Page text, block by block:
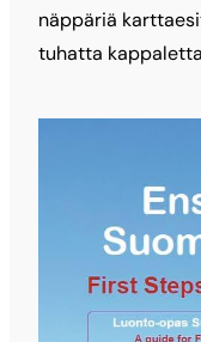
näppäriä
tuhatta